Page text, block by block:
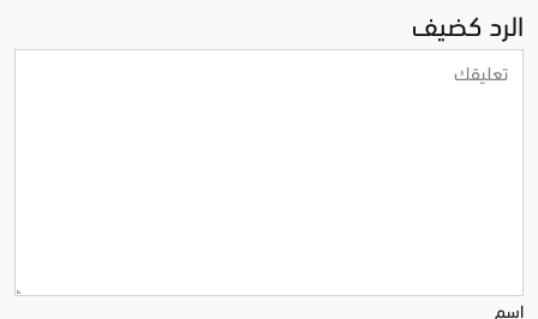
الرد كضيف
اسم